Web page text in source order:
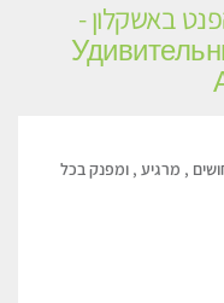
באשקלון -
, מרגיע , ומפנק בכל